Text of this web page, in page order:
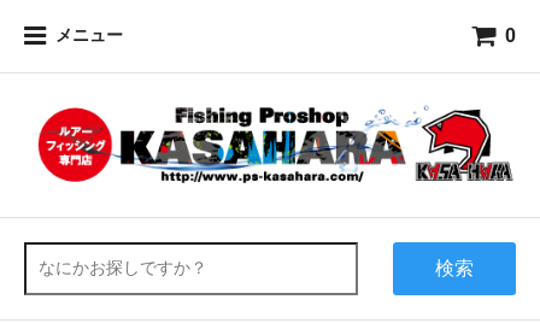
メニュー 0
検索